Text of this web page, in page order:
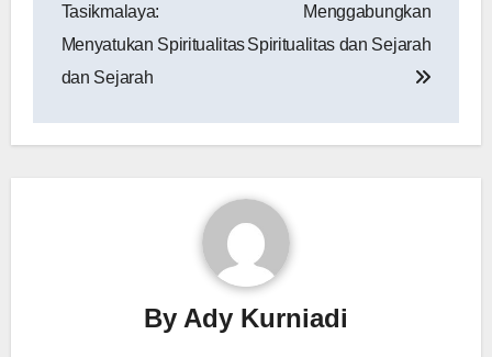
Tasikmalaya:
Menyatukan Spiritualitas
dan Sejarah
Menggabungkan
Spiritualitas dan Sejarah
By Ady Kurniadi